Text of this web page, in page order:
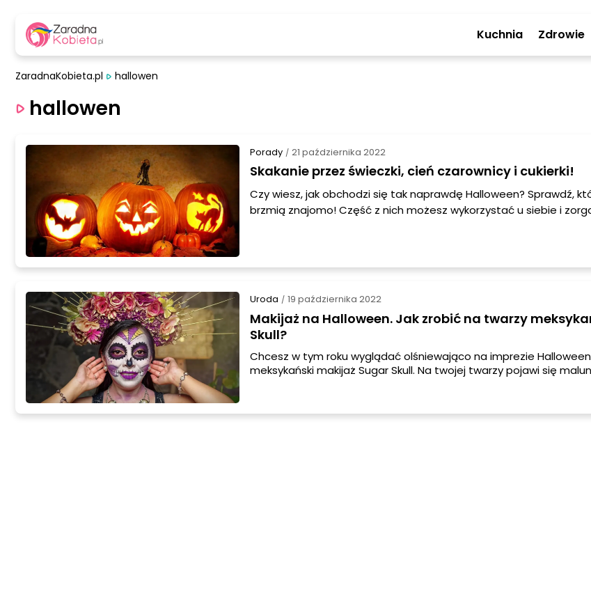
Kuchnia Zdrowie
ZaradnaKobieta.pl hallowen
hallowen
Porady / 21 października 2022
Skakanie przez świeczki, cień czarownicy i cukierki!
Czy wiesz, jak obchodzi się tak naprawdę Halloween? Sprawdź,
brzmią znajomo! Część z nich możesz wykorzystać u siebie i
Uroda / 19 października 2022
Makijaż na Halloween. Jak zrobić na twarzy
Skull?
Chcesz w tym roku wyglądać olśniewająco na imprezie
meksykański makijaż Sugar Skull. Na twojej twarzy pojawi się malunek